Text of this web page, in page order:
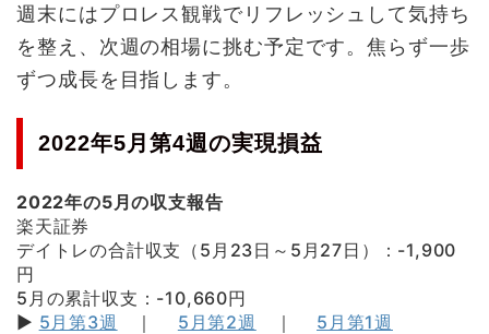
週末にはプロレス観戦でリフレッシュして気持ち
を整え、次週の相場に挑む予定です。焦らず一歩
ずつ成長を目指します。
2022年5月第4週の実現損益
2022年の5月の収支報告
楽天証券
デイトレの合計収支（5月23日～5月27日）：-1,900
円
5月の累計収支：-10,660円
▶ 5月第3週 ｜ 5月第2週 ｜ 5月第1週